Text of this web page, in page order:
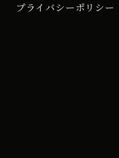
プライバシーポリシー